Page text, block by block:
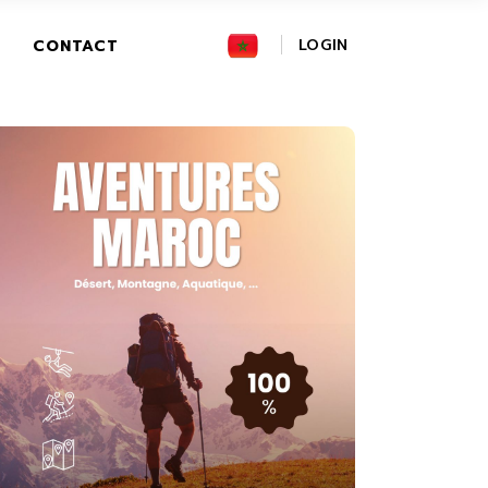
CONTACT LOGIN
FR